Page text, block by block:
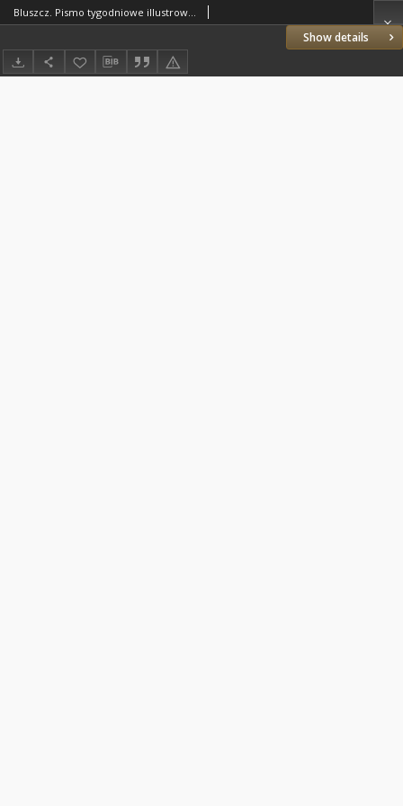
Show details
Bluszcz. Pismo tygodniowe illustrowane dla kobiet. 1882.04.14 (26) R.17 nr17